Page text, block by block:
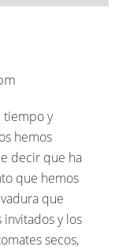
tiempo y
hemos
decir que ha
que hemos
que
invitados y los
secos,